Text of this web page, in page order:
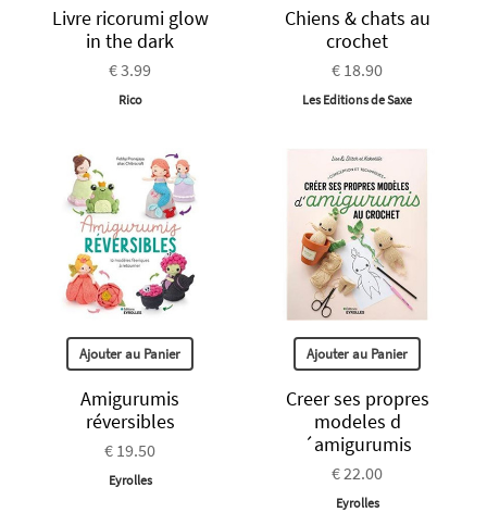
Livre ricorumi glow
in the dark
€ 3.99
Rico
Chiens & chats au
crochet
€ 18.90
Les Editions de Saxe
Ajouter au Panier
Amigurumis
réversibles
€ 19.50
Eyrolles
Ajouter au Panier
Creer ses propres
modeles d
´amigurumis
€ 22.00
Eyrolles